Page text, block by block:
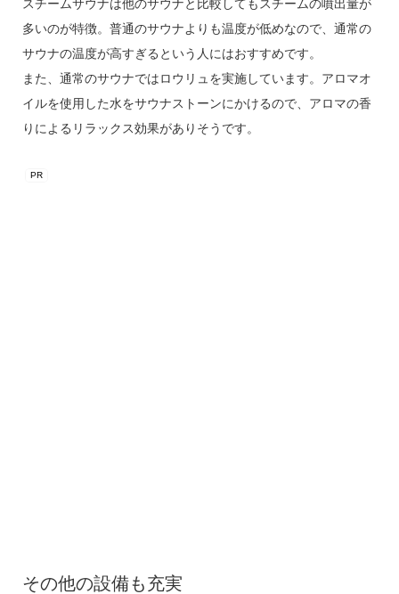
スチームサウナは他のサウナと比較してもスチームの噴出量が
多いのが特徴。普通のサウナよりも温度が低めなので、通常の
サウナの温度が高すぎるという人にはおすすめです。
また、通常のサウナではロウリュを実施しています。アロマオ
イルを使用した水をサウナストーンにかけるので、アロマの香
りによるリラックス効果がありそうです。
その他の設備も充実